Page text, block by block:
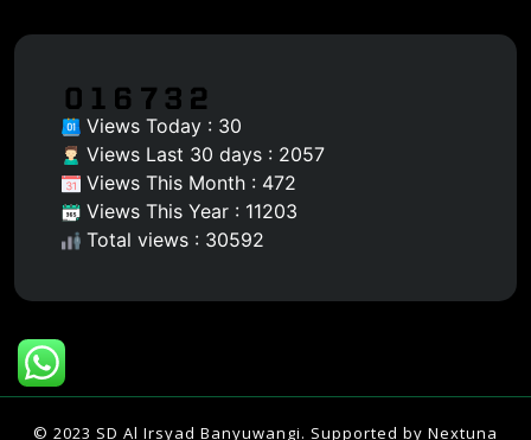
Views Today : 30
Views Last 30 days : 2057
Views This Month : 472
Views This Year : 11203
Total views : 30592
© 2023 SD Al Irsyad Banyuwangi. Supported by Nextuna